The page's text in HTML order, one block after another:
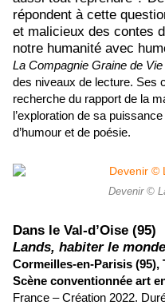
répondent à cette
et malicieux des contes
notre humanité avec
La Compagnie Graine de Vie
des niveaux de lecture. Ses
recherche du rapport de la
l’exploration de sa
d’humour et de poésie.
Devenir ©
Dans le Val-d’Oise (95)
Lands, habiter le monde
Cormeilles-en-Parisis (95),
Scène conventionnée art
France – Création 2022.